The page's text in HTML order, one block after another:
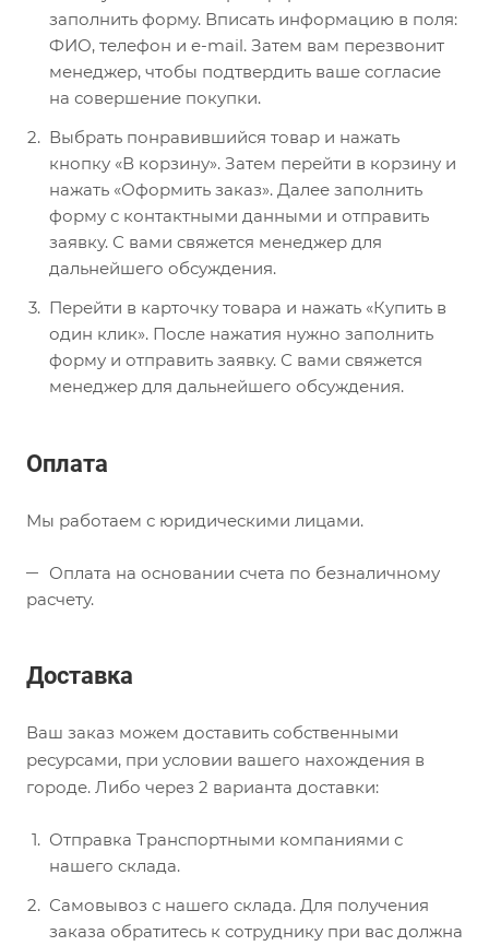
заполнить форму. Вписать информацию в поля:
ФИО, телефон и e-mail. Затем вам перезвонит
менеджер, чтобы подтвердить ваше согласие
на совершение покупки.
Выбрать понравившийся товар и нажать
кнопку «В корзину». Затем перейти в корзину и
нажать «Оформить заказ». Далее заполнить
форму с контактными данными и отправить
заявку. С вами свяжется менеджер для
дальнейшего обсуждения.
Перейти в карточку товара и нажать «Купить в
один клик». После нажатия нужно заполнить
форму и отправить заявку. С вами свяжется
менеджер для дальнейшего обсуждения.
Оплата
Мы работаем с юридическими лицами.
Оплата на основании счета по безналичному
расчету.
Доставка
Ваш заказ можем доставить собственными
ресурсами, при условии вашего нахождения в
городе. Либо через 2 варианта доставки:
Отправка Транспортными компаниями с
нашего склада.
Самовывоз с нашего склада. Для получения
заказа обратитесь к сотруднику при вас должна